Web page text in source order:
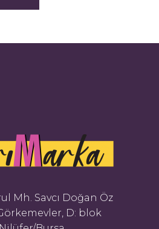
Mh. Savcı Doğan Öz
D: blok